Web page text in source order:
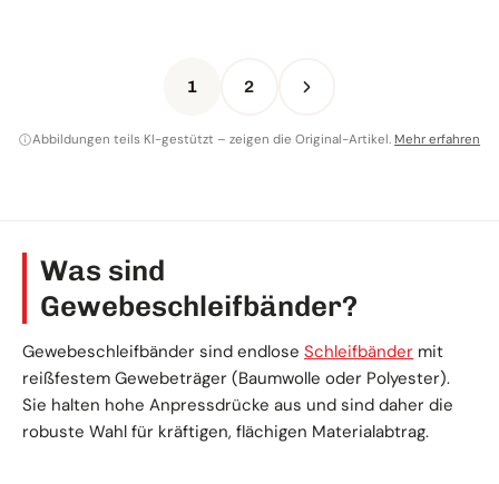
1 2
Abbildungen teils KI-gestützt – zeigen die Original-Artikel. Mehr erfahren
Was sind
Gewebeschleifbänder?
Gewebeschleifbänder sind endlose Schleifbänder mit
reißfestem Gewebeträger (Baumwolle oder Polyester).
Sie halten hohe Anpressdrücke aus und sind daher die
robuste Wahl für kräftigen, flächigen Materialabtrag.